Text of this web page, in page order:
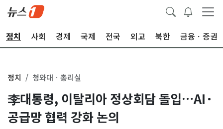
정치 사회 경제 국제 전국 외교 북한 금융ㆍ증권
정치 청와대ㆍ총리실
李대통령, 이탈리아 정상회담 돌입…AI·
공급망 협력 강화 논의